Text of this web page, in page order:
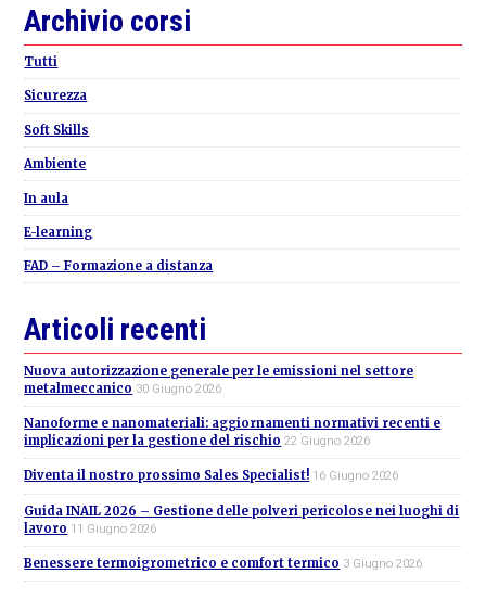
Primary
Sidebar
Archivio corsi
Tutti
Sicurezza
Soft Skills
Ambiente
In aula
E-learning
FAD – Formazione a distanza
Articoli recenti
Nuova autorizzazione generale per le emissioni nel settore
metalmeccanico 30 Giugno 2026
Nanoforme e nanomateriali: aggiornamenti normativi recenti e
implicazioni per la gestione del rischio 22 Giugno 2026
Diventa il nostro prossimo Sales Specialist! 16 Giugno 2026
Guida INAIL 2026 – Gestione delle polveri pericolose nei luoghi di
lavoro 11 Giugno 2026
Benessere termoigrometrico e comfort termico 3 Giugno 2026